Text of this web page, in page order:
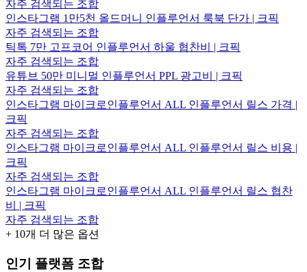
자주 검색되는 조합
인스타그램 1만5천 올드머니 인플루언서 룩북 단가 | 크픽
자주 검색되는 조합
틱톡 7만 고프코어 인플루언서 하울 협찬비 | 크픽
자주 검색되는 조합
유튜브 50만 미니멀 인플루언서 PPL 광고비 | 크픽
자주 검색되는 조합
인스타그램 마이크로인플루언서 ALL 인플루언서 릴스 가격 |
크픽
자주 검색되는 조합
인스타그램 마이크로인플루언서 ALL 인플루언서 릴스 비용 |
크픽
자주 검색되는 조합
인스타그램 마이크로인플루언서 ALL 인플루언서 릴스 협찬
비 | 크픽
자주 검색되는 조합
+ 10개 더 많은 옵션
인기 플랫폼 조합